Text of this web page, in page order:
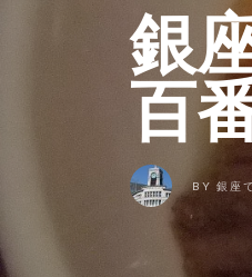
銀
百
BY 銀座